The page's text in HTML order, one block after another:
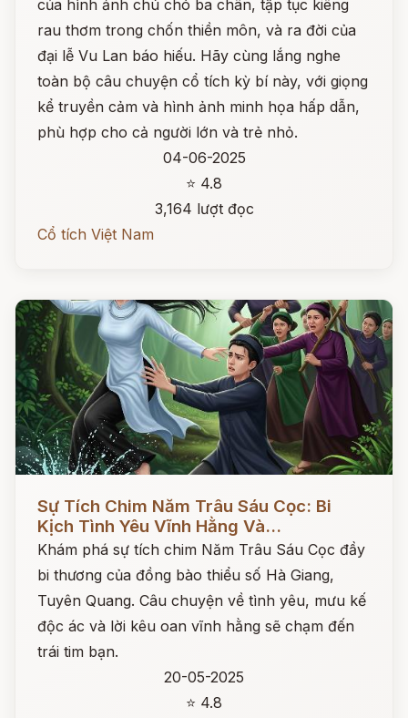
của hình ảnh chú chó ba chân, tập tục kiêng
rau thơm trong chốn thiền môn, và ra đời của
đại lễ Vu Lan báo hiếu. Hãy cùng lắng nghe
toàn bộ câu chuyện cổ tích kỳ bí này, với giọng
kể truyền cảm và hình ảnh minh họa hấp dẫn,
phù hợp cho cả người lớn và trẻ nhỏ.
04-06-2025
⭐ 4.8
3,164 lượt đọc
Cổ tích Việt Nam
Sự Tích Chim Năm Trâu Sáu Cọc: Bi
Kịch Tình Yêu Vĩnh Hằng Và...
Khám phá sự tích chim Năm Trâu Sáu Cọc đầy
bi thương của đồng bào thiểu số Hà Giang,
Tuyên Quang. Câu chuyện về tình yêu, mưu kế
độc ác và lời kêu oan vĩnh hằng sẽ chạm đến
trái tim bạn.
20-05-2025
⭐ 4.8